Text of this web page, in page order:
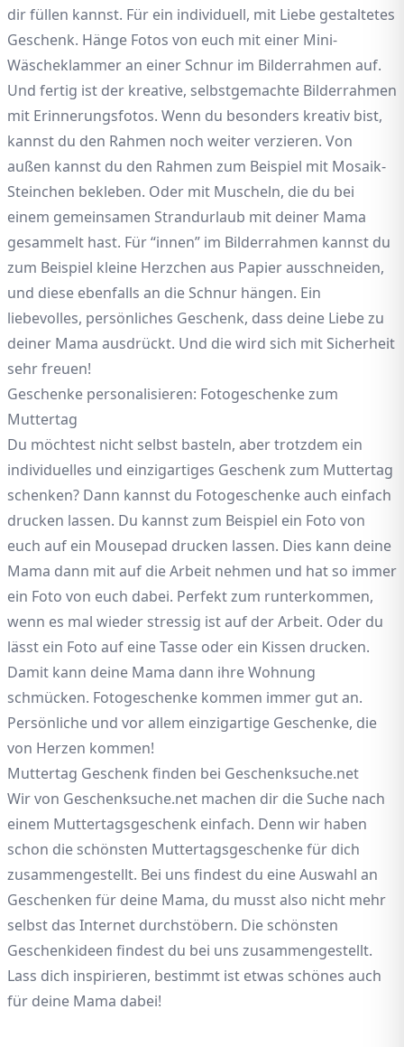
dir füllen kannst. Für ein individuell, mit Liebe gestaltetes
Geschenk. Hänge Fotos von euch mit einer Mini-
Wäscheklammer an einer Schnur im Bilderrahmen auf.
Und fertig ist der kreative, selbstgemachte Bilderrahmen
mit Erinnerungsfotos. Wenn du besonders kreativ bist,
kannst du den Rahmen noch weiter verzieren. Von
außen kannst du den Rahmen zum Beispiel mit Mosaik-
Steinchen bekleben. Oder mit Muscheln, die du bei
einem gemeinsamen Strandurlaub mit deiner Mama
gesammelt hast. Für “innen” im Bilderrahmen kannst du
zum Beispiel kleine Herzchen aus Papier ausschneiden,
und diese ebenfalls an die Schnur hängen. Ein
liebevolles, persönliches Geschenk, dass deine Liebe zu
deiner Mama ausdrückt. Und die wird sich mit Sicherheit
sehr freuen!
Geschenke personalisieren: Fotogeschenke zum
Muttertag
Du möchtest nicht selbst basteln, aber trotzdem ein
individuelles und einzigartiges Geschenk zum Muttertag
schenken? Dann kannst du Fotogeschenke auch einfach
drucken lassen. Du kannst zum Beispiel ein Foto von
euch auf ein Mousepad drucken lassen. Dies kann deine
Mama dann mit auf die Arbeit nehmen und hat so immer
ein Foto von euch dabei. Perfekt zum runterkommen,
wenn es mal wieder stressig ist auf der Arbeit. Oder du
lässt ein Foto auf eine Tasse oder ein Kissen drucken.
Damit kann deine Mama dann ihre Wohnung
schmücken. Fotogeschenke kommen immer gut an.
Persönliche und vor allem einzigartige Geschenke, die
von Herzen kommen!
Muttertag Geschenk finden bei Geschenksuche.net
Wir von Geschenksuche.net machen dir die Suche nach
einem Muttertagsgeschenk einfach. Denn wir haben
schon die schönsten Muttertagsgeschenke für dich
zusammengestellt. Bei uns findest du eine Auswahl an
Geschenken für deine Mama, du musst also nicht mehr
selbst das Internet durchstöbern. Die schönsten
Geschenkideen findest du bei uns zusammengestellt.
Lass dich inspirieren, bestimmt ist etwas schönes auch
für deine Mama dabei!